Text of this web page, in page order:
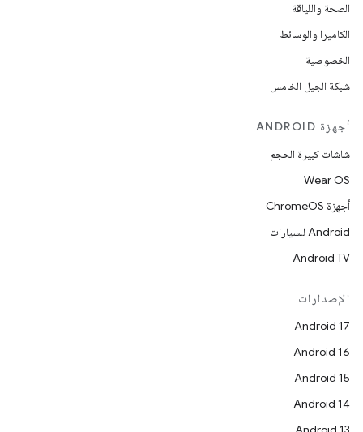
الصحة واللياقة
الكاميرا والوسائط
الخصوصية
شبكة الجيل الخامس
أجهزة ANDROID
شاشات كبيرة الحجم
Wear OS
أجهزة ChromeOS
Android للسيارات
Android TV
الإصدارات
Android 17
Android 16
Android 15
Android 14